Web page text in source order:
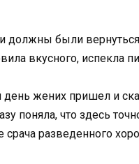
должны были
вкусного, испекла
жених пришел и
поняла, что здесь
срача разведенного